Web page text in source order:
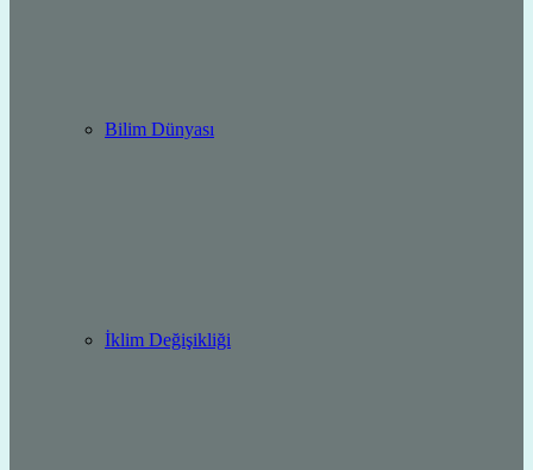
Bilim Dünyası
İklim Değişikliği